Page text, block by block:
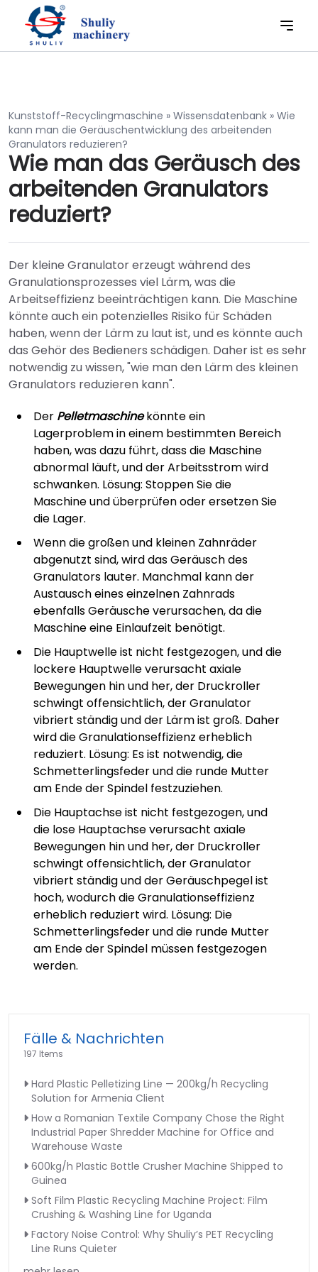
Kunststoff-Recyclingmaschine » Wissensdatenbank » Wie
kann man die Geräuschentwicklung des arbeitenden
Granulators reduzieren?
Wie man das Geräusch des
arbeitenden Granulators
reduziert?
Der kleine Granulator erzeugt während des
Granulationsprozesses viel Lärm, was die
Arbeitseffizienz beeinträchtigen kann. Die Maschine
könnte auch ein potenzielles Risiko für Schäden
haben, wenn der Lärm zu laut ist, und es könnte auch
das Gehör des Bedieners schädigen. Daher ist es sehr
notwendig zu wissen, "wie man den Lärm des kleinen
Granulators reduzieren kann".
Der Pelletmaschinekönnte ein
Lagerproblem in einem bestimmten Bereich
haben, was dazu führt, dass die Maschine
abnormal läuft, und der Arbeitsstrom wird
schwanken. Lösung: Stoppen Sie die
Maschine und überprüfen oder ersetzen Sie
die Lager.
Wenn die großen und kleinen Zahnräder
abgenutzt sind, wird das Geräusch des
Granulators lauter. Manchmal kann der
Austausch eines einzelnen Zahnrads
ebenfalls Geräusche verursachen, da die
Maschine eine Einlaufzeit benötigt.
Die Hauptwelle ist nicht festgezogen, und die
lockere Hauptwelle verursacht axiale
Bewegungen hin und her, der Druckroller
schwingt offensichtlich, der Granulator
vibriert ständig und der Lärm ist groß. Daher
wird die Granulationseffizienz erheblich
reduziert. Lösung: Es ist notwendig, die
Schmetterlingsfeder und die runde Mutter
am Ende der Spindel festzuziehen.
Die Hauptachse ist nicht festgezogen, und
die lose Hauptachse verursacht axiale
Bewegungen hin und her, der Druckroller
schwingt offensichtlich, der Granulator
vibriert ständig und der Geräuschpegel ist
hoch, wodurch die Granulationseffizienz
erheblich reduziert wird. Lösung: Die
Schmetterlingsfeder und die runde Mutter
am Ende der Spindel müssen festgezogen
werden.
Fälle & Nachrichten
197 Items
Hard Plastic Pelletizing Line — 200kg/h Recycling
Solution for Armenia Client
How a Romanian Textile Company Chose the Right
Industrial Paper Shredder Machine for Office and
Warehouse Waste
600kg/h Plastic Bottle Crusher Machine Shipped to
Guinea
Soft Film Plastic Recycling Machine Project: Film
Crushing & Washing Line for Uganda
Factory Noise Control: Why Shuliy’s PET Recycling
Line Runs Quieter